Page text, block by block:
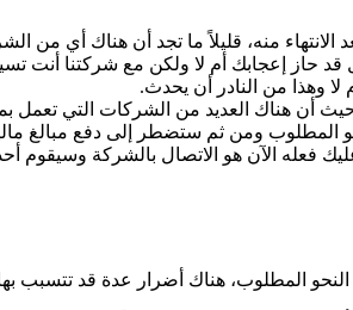
منه، قليلاً ما تجد أن هناك أي من
حاز إعجابك أم لا ولكن مع شركتنا أنت
وهذا من النادر أن يحدث.
حيث أن هناك العديد من الشركات التي
المطلوب ومن ثم ستضطر إلى دفع مبالغ
الآن هو الاتصال بالشركة وسيقوم أحد
المطلوب، هناك أضرار عدة قد تتسبب